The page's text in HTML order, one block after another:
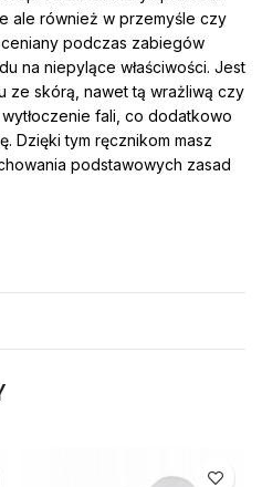
ale również w przemyśle czy
podczas zabiegów
na niepylące właściwości. Jest
skórą, nawet tą wrażliwą czy
fali, co dodatkowo
Dzięki tym ręcznikom masz
podstawowych zasad